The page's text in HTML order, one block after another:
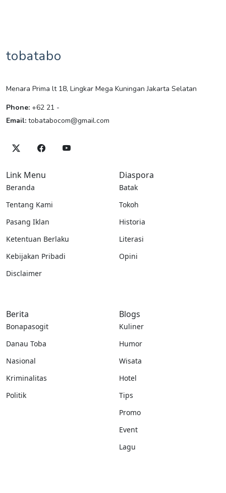
tobatabo
Menara Prima lt 18, Lingkar Mega Kuningan Jakarta Selatan
Phone: +62 21 -
Email: tobatabocom@gmail.com
Link Menu
Beranda
Tentang Kami
Pasang Iklan
Ketentuan Berlaku
Kebijakan Pribadi
Disclaimer
Diaspora
Batak
Tokoh
Historia
Literasi
Opini
Berita
Bonapasogit
Danau Toba
Nasional
Kriminalitas
Politik
Blogs
Kuliner
Humor
Wisata
Hotel
Tips
Promo
Event
Lagu